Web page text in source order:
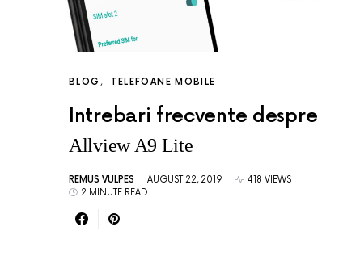
BLOG TELEFOANE MOBILE
Intrebari frecvente despre
Allview A9 Lite
REMUS VULPES AUGUST 22, 2019
418 VIEWS
2 MINUTE READ